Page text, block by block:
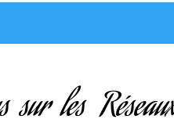
sur les